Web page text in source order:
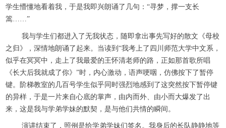
学生懵懂地看着我，于是我即兴朗诵了几句：“寻梦，撑一支长
篙……”
我与学生们都进入了无我状态，随即拿出事先写好的散文《母校
之归》，深情地朗诵了起来。当读到“我考上了四川师范大学中文系，
似乎在冥冥中，走上了我最爱的王怀清老师的路，正如那首歌所唱
《长大后我就成了你》”时，内心激动，语声哽咽，仿佛按下了暂停
键。阶梯教室的几百号学生似乎同时强烈地感到了这突然按下暂停键
的异样，于是一片来自心底的掌声，由内而外、由小而大爆发了出
来，这是我与学弟学妹的默契，是与他们共情的瞬间。
演讲结束了，照例是给学弟学妹们签名。我身后的长队静静地等